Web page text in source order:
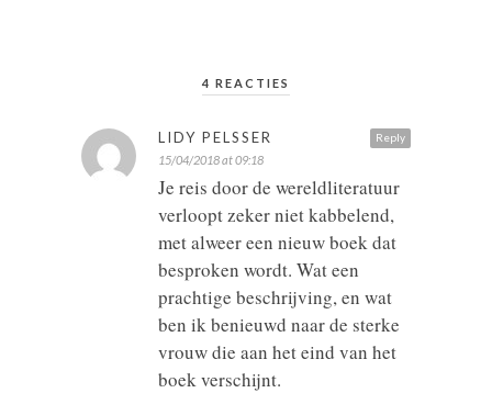
4 REACTIES
Reply
LIDY PELSSER
15/04/2018 at 09:18
Je reis door de wereldliteratuur
verloopt zeker niet kabbelend,
met alweer een nieuw boek dat
besproken wordt. Wat een
prachtige beschrijving, en wat
ben ik benieuwd naar de sterke
vrouw die aan het eind van het
boek verschijnt.